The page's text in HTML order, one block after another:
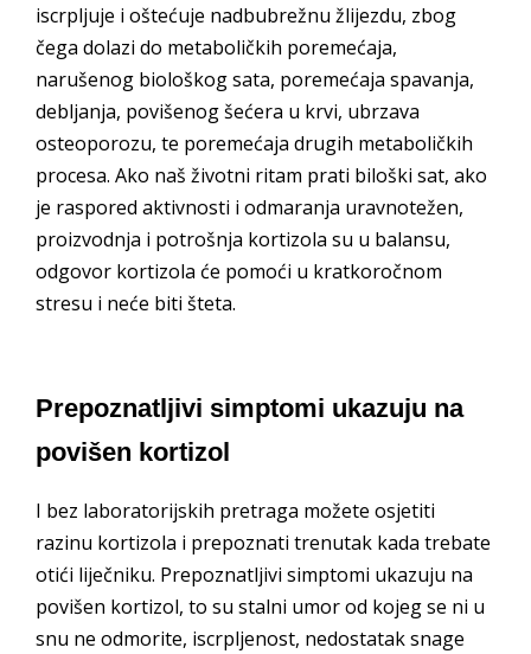
iscrpljuje i oštećuje nadbubrežnu žlijezdu, zbog
čega dolazi do metaboličkih poremećaja,
narušenog biološkog sata, poremećaja spavanja,
debljanja, povišenog šećera u krvi, ubrzava
osteoporozu, te poremećaja drugih metaboličkih
procesa. Ako naš životni ritam prati biloški sat, ako
je raspored aktivnosti i odmaranja uravnotežen,
proizvodnja i potrošnja kortizola su u balansu,
odgovor kortizola će pomoći u kratkoročnom
stresu i neće biti šteta.
Prepoznatljivi simptomi ukazuju na
povišen kortizol
I bez laboratorijskih pretraga možete osjetiti
razinu kortizola i prepoznati trenutak kada trebate
otići liječniku. Prepoznatljivi simptomi ukazuju na
povišen kortizol, to su stalni umor od kojeg se ni u
snu ne odmorite, iscrpljenost, nedostatak snage